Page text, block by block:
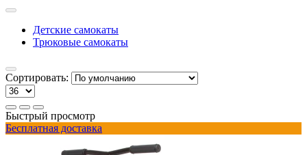
Детские самокаты
Трюковые самокаты
Сортировать:
Быстрый просмотр
Бесплатная доставка